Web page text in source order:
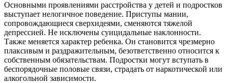
Основными проявлениями расстройства у детей и подростков
выступает нелогичное поведение. Приступы мании,
сопровождающиеся сверхидеями, сменяются тяжелой
депрессией. Не исключены суицидальные наклонности.
Также меняется характер ребенка. Он становится чрезмерно
плаксивым и раздражительным, безответственно относится к
собственным обязательствам. Подростки могут вступать в
беспорядочные половые связи, страдать от наркотической или
алкогольной зависимости.